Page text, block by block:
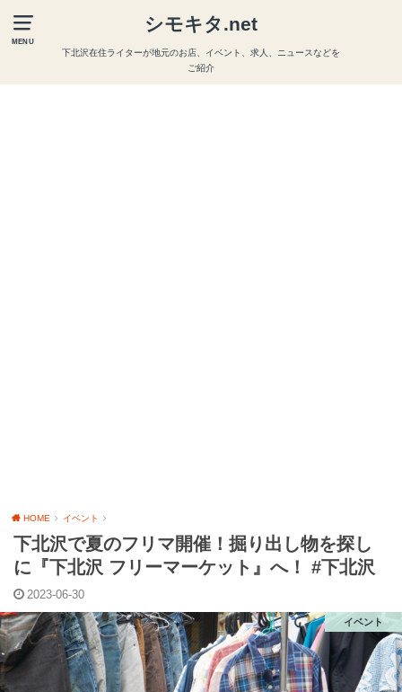
MENU
シモキタ.net
下北沢在住ライターが地元のお店、イベント、求人、ニュースなどを
ご紹介
HOME イベント
下北沢で夏のフリマ開催！掘り出し物を探し
に『下北沢 フリーマーケット』へ！ #下北沢
2023-06-30
イベント